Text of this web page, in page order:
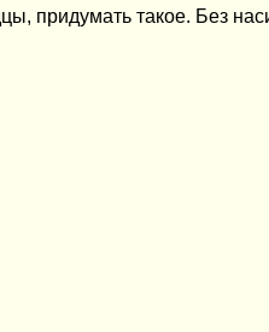
придумать такое. Без